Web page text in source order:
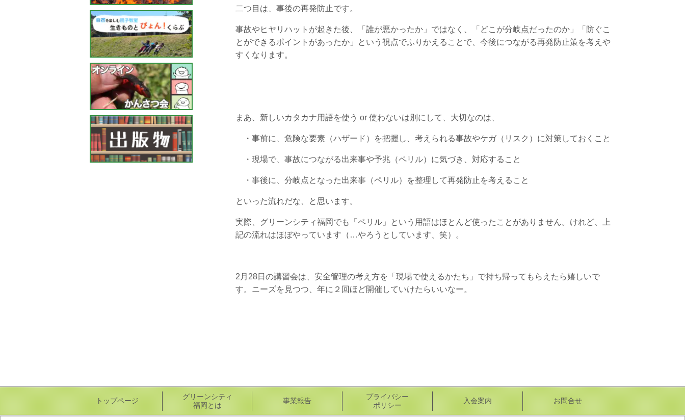
二つ目は、事後の再発防止です。
事故やヒヤリハットが起きた後、「誰が悪かったか」ではなく、「どこが分岐点だったのか」「防ぐこ
とができるポイントがあったか」という視点でふりかえることで、今後につながる再発防止策を考えや
すくなります。
まあ、新しいカタカナ用語を使う or 使わないは別にして、大切なのは、
・事前に、危険な要素（ハザード）を把握し、考えられる事故やケガ（リスク）に対策しておくこと
・現場で、事故につながる出来事や予兆（ペリル）に気づき、対応すること
・事後に、分岐点となった出来事（ペリル）を整理して再発防止を考えること
といった流れだな、と思います。
実際、グリーンシティ福岡でも「ペリル」という用語はほとんど使ったことがありません。 けれど、上
記の流れはほぼやっています（…やろうとしています、笑）。
2月28日の講習会は、安全管理の考え方を「現場で使えるかたち」で持ち帰ってもらえたら嬉しいで
す。 ニーズを見つつ、 年に２回ほど開催していけたらいいなー。
トップページ
グリーンシティ
福岡とは
事業報告
プライバシー
ポリシー
入会案内 お問合せ